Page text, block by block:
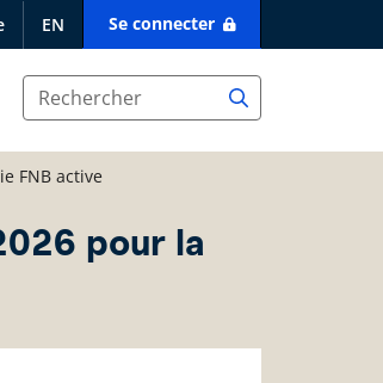
EN Se connecter
FNB active
pour la